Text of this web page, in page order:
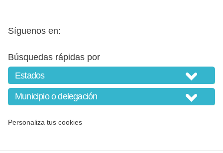
Síguenos en:
Búsquedas rápidas por
Personaliza tus cookies